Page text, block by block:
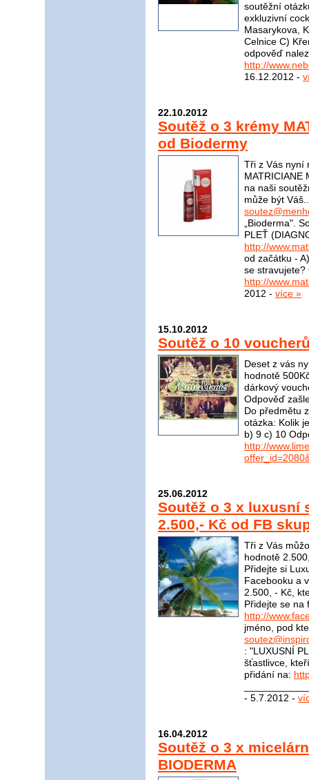
soutěžní
exkluzivní
Masarykova,
Celnice C)
odpověď
http://
16.12.2012 -
22.10.2012
Soutěž o 3 krémy
od Biodermy
Tři z Vás nyní
MATRICIANE
na naši
může být
„Bioderma".
PLEŤ
http://
od začátku -
se stravujete?
http://
2012 - více »
15.10.2012
Soutěž o 10
Deset z vás
hodnotě
dárkový
Odpověď
Do předmětu
otázka: Kolik
b) 9 c) 10
http://
25.06.2012
Soutěž o 3 x luxusní
2.500,- Kč od FB
Tři z Vás
hodnotě
Přidejte si
Facebooku a
2.500, - Kč,
Přidejte se na
http://
jméno, pod
: "LUXUSNÍ
šťastlivce,
přidání na:
- 5.7.2012 -
16.04.2012
Soutěž o 3 x
BIODERMA